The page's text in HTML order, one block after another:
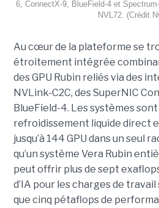
6, ConnectX-9, BlueField-4 et
NVL72. (Crédit
Au cœur de la plateforme se
étroitement intégrée
des GPU Rubin reliés via des
NVLink-C2C, des SuperNIC
BlueField-4. Les systèmes sont
refroidissement liquide direct
jusqu’à 144 GPU dans un seul
qu’un système Vera Rubin
peut offrir plus de sept
d’IA pour les charges de
que cinq pétaflops de